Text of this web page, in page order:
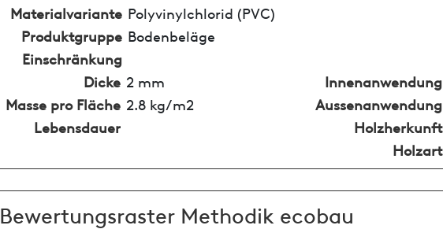
Materialvariante Polyvinylchlorid (PVC)
Produktgruppe Bodenbeläge
Einschränkung
Dicke 2 mm Innenanwendung
Masse pro Fläche 2.8 kg/m2 Aussenanwendung
Lebensdauer
Holzherkunft
Holzart
Bewertungsraster Methodik ecobau